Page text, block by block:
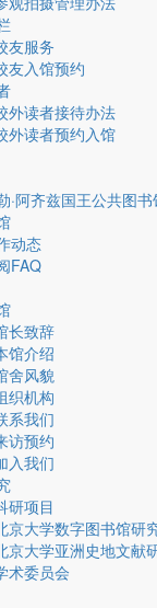
友服务
友入馆预约
外读者接待办法
外读者预约入馆
·阿齐兹国王公共图
动态
FAQ
长致辞
馆介绍
舍风貌
织机构
系我们
访预约
入我们
研项目
京大学数字图书馆研
京大学亚洲史地文献
术委员会